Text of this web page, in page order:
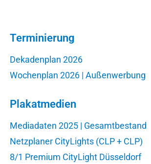
Terminierung
Dekadenplan 2026
Wochenplan 2026 | Außenwerbung
Plakatmedien
Mediadaten 2025 | Gesamtbestand
Netzplaner CityLights (CLP + CLP)
8/1 Premium CityLight Düsseldorf